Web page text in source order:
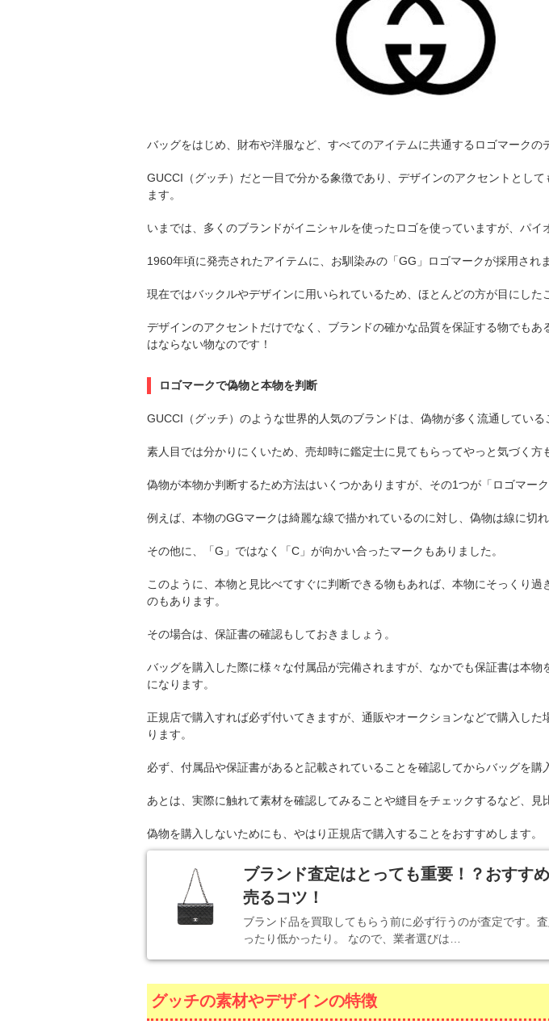
バッグをはじめ、財布や洋服など、すべてのアイテムに共通するロゴマークの
GUCCI（グッチ）だと一目で分かる象徴であり、デザインのアクセントとし
ます。
いまでは、多くのブランドがイニシャルを使ったロゴを使っていますが、パイ
1960年頃に発売されたアイテムに、お馴染みの「GG」ロゴマークが採用されま
現在ではバックルやデザインに用いられているため、ほとんどの方が目にした
デザインのアクセントだけでなく、ブランドの確かな品質を保証する物でもあ
はならない物なのです！
ロゴマークで偽物と本物を判断
GUCCI（グッチ）のような世界的人気のブランドは、偽物が多く流通している
素人目では分かりにくいため、売却時に鑑定士に見てもらってやっと気づく方
偽物が本物か判断するため方法はいくつかありますが、その1つが「ロゴマーク
例えば、本物のGGマークは綺麗な線で描かれているのに対し、偽物は線に切
その他に、「G」ではなく「C」が向かい合ったマークもありました。
このように、本物と見比べてすぐに判断できる物もあれば、本物にそっくり過
のもあります。
その場合は、保証書の確認もしておきましょう。
バッグを購入した際に様々な付属品が完備されますが、なかでも保証書は本物
になります。
正規店で購入すれば必ず付いてきますが、通販やオークションなどで購入した
ります。
必ず、付属品や保証書があると記載されていることを確認してからバッグを購
あとは、実際に触れて素材を確認してみることや縫目をチェックするなど、見
偽物を購入しないためにも、やはり正規店で購入することをおすすめします。
ブランド査定はとっても重要！？おすす
売るコツ！
ブランド品を買取してもらう前に必ず行うのが査定です。
ったり低かったり。 なので、業者選びは…
グッチの素材やデザインの特徴